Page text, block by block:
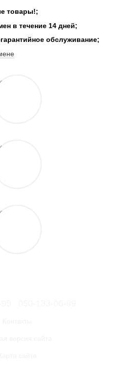
товары!;
в течение 14 дней;
обслуживание;